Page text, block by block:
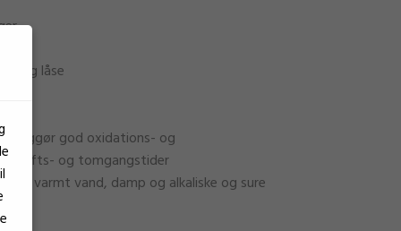
og låse
god oxidations- og
drifts- og tomgangstider
varmt vand, damp og alkaliske og sure